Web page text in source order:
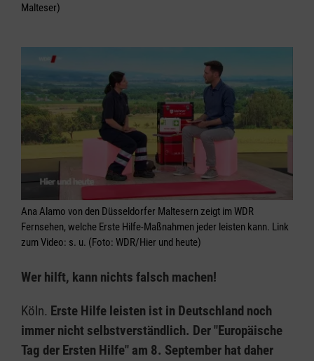
Malteser)
Ana Alamo von den Düsseldorfer Maltesern zeigt im WDR
Fernsehen, welche Erste Hilfe-Maßnahmen jeder leisten kann. Link
zum Video: s. u. (Foto: WDR/Hier und heute)
Wer hilft, kann nichts falsch machen!
Köln. Erste Hilfe leisten ist in Deutschland noch
immer nicht selbstverständlich. Der "Europäische
Tag der Ersten Hilfe" am 8. September hat daher